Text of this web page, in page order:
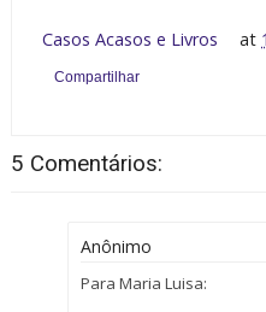
Casos Acasos e Livros at
Compartilhar
5 Comentários:
Anônimo
Para Maria Luisa: